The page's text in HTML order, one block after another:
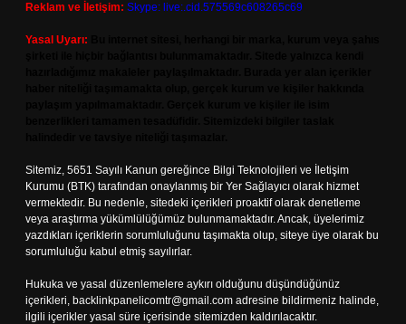
Reklam ve İletişim: Skype: live:.cid.575569c608265c69
Yasal Uyarı:
Sitemiz, 5651 Sayılı Kanun gereğince Bilgi Teknolojileri ve İletişim
Kurumu (BTK) tarafından onaylanmış bir Yer Sağlayıcı olarak hizmet
vermektedir. Bu nedenle, sitedeki içerikleri proaktif olarak denetleme
veya araştırma yükümlülüğümüz bulunmamaktadır. Ancak, üyelerimiz
yazdıkları içeriklerin sorumluluğunu taşımakta olup, siteye üye olarak bu
sorumluluğu kabul etmiş sayılırlar.
Hukuka ve yasal düzenlemelere aykırı olduğunu düşündüğünüz
içerikleri, backlinkpanelicomtr@gmail.com adresine bildirmeniz halinde,
ilgili içerikler yasal süre içerisinde sitemizden kaldırılacaktır.